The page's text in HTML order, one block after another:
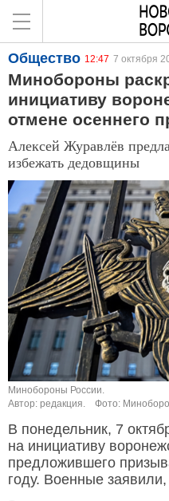
Общество 12:47 7 октября
Минобороны
инициативу
отмене осеннего
Алексей Журавлёв
избежать дедовщины
Минобороны России.
Автор: редакция.
Фото:
В понедельник, 7
на инициативу
предложившего
году. Военные